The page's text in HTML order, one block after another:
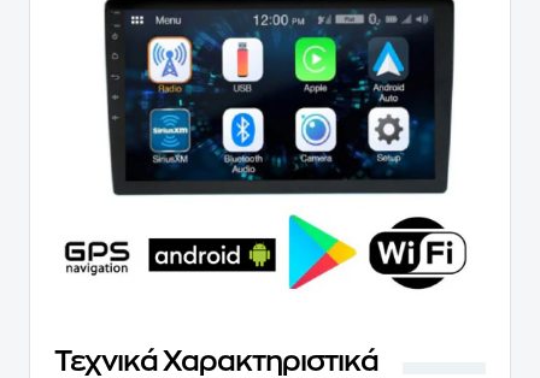
Τεχνικά Χαρακτηριστικά